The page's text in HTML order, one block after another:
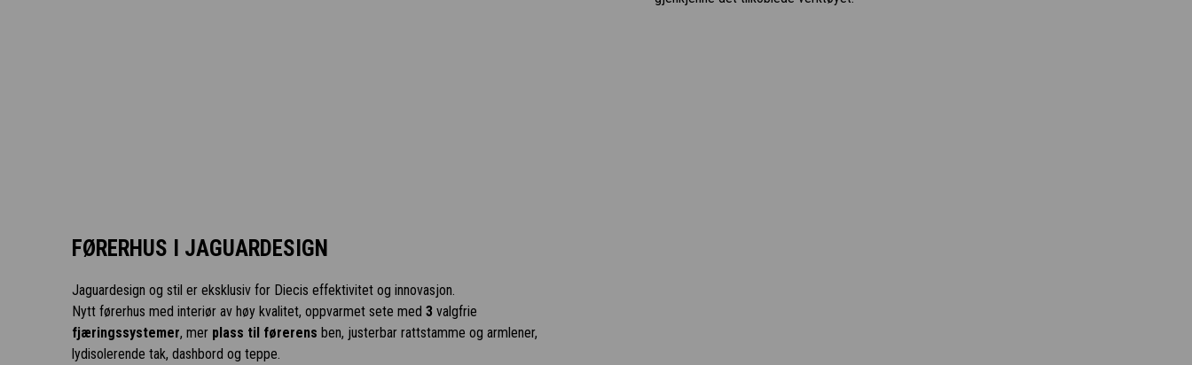
FØRERHUS I JAGUARDESIGN
Jaguardesign og stil er eksklusiv for Diecis effektivitet og innovasjon.
Nytt førerhus med interiør av høy kvalitet, oppvarmet sete med 3valgfrie
fjæringssystemer, mer plass til førerens ben, justerbar rattstamme og armlener,
lydisolerende tak, dashbord og teppe.